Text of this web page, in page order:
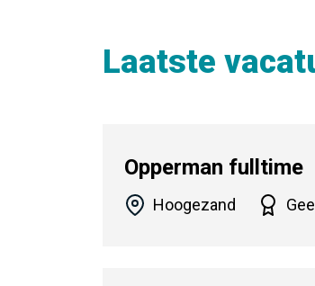
Laatste
Opperman fulltime
Hoogezand